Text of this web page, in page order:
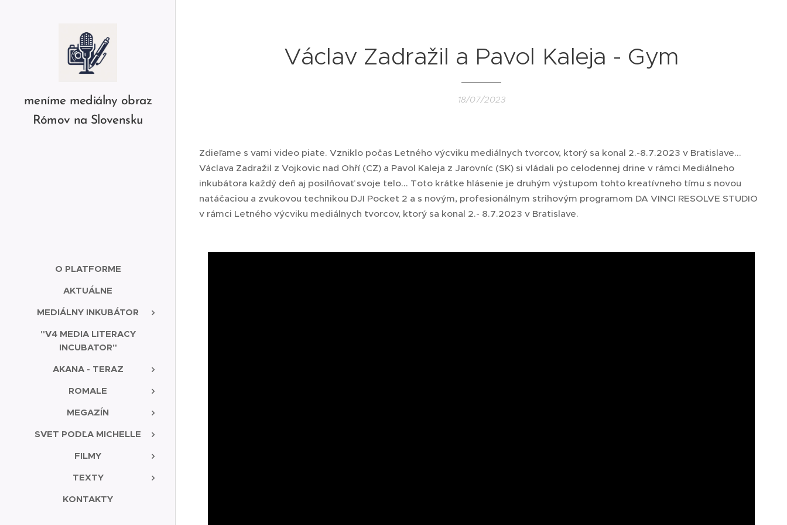
meníme mediálny obraz
Rómov na Slovensku
O PLATFORME
AKTUÁLNE
MEDIÁLNY INKUBÁTOR
"V4 MEDIA LITERACY
INCUBATOR"
AKANA - TERAZ
ROMALE
MEGAZÍN
SVET PODĽA MICHELLE
FILMY
TEXTY
KONTAKTY
Václav Zadražil a Pavol Kaleja - Gym
18/07/2023
Zdieľame s vami video piate. Vzniklo počas Letného výcviku mediálnych tvorcov, ktorý sa konal 2.-8.7.2023 v Bratislave...
Václava Zadražil z Vojkovic nad Ohří (CZ) a Pavol Kaleja z Jarovníc (SK) si vládali po celodennej drine v rámci Mediálneho
inkubátora každý deň aj posilňovať svoje telo... Toto krátke hlásenie je druhým výstupom tohto kreatívneho tímu s novou
natáčaciou a zvukovou technikou DJI Pocket 2 a s novým, profesionálnym strihovým programom DA VINCI RESOLVE STUDIO
v rámci Letného výcviku mediálnych tvorcov, ktorý sa konal 2.- 8.7.2023 v Bratislave.